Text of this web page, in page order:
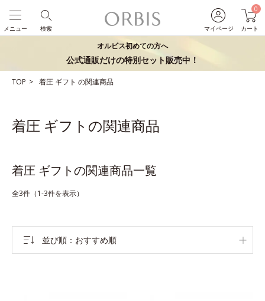
マイページ
0
カート
検索
メニュー
オルビス初めての方へ
公式通販だけの特別セット販売中！
TOP 着圧 ギフト の関連商品
着圧 ギフトの関連商品
着圧 ギフトの関連商品一覧
全3件（1-3件を表示）
並び順 おすすめ順